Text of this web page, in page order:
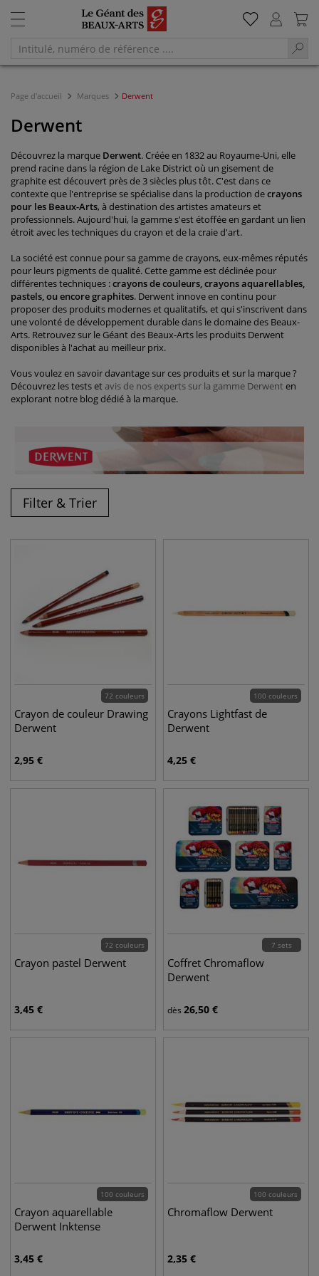
Page d'accueil Marques Derwent
Derwent
Découvrez la marque Derwent. Créée en 1832 au Royaume-Uni, elle
prend racine dans la région de Lake District où un gisement de
graphite est découvert près de 3 siècles plus tôt. C'est dans ce
contexte que l'entreprise se spécialise dans la production decrayons
pour les Beaux-Arts, à destination des artistes amateurs et
professionnels. Aujourd'hui, la gamme s'est étoffée en gardant un lien
étroit avec les techniques du crayon et de la craie d'art.
La société est connue pour sa gamme de crayons, eux-mêmes réputés
pour leurs pigments de qualité. Cette gamme est déclinée pour
différentes techniques :crayons de couleurs, crayons aquarellables,
pastels, ou encore graphites. Derwent innove en continu pour
proposer des produits modernes et qualitatifs, et qui s'inscrivent dans
une volonté de développement durable dans le domaine des Beaux-
Arts. Retrouvez sur le Géant des Beaux-Arts les produits Derwent
disponibles à l'achat au meilleur prix.
Vous voulez en savoir davantage sur ces produits et sur la marque ?
Découvrez les tests etavis de nos experts sur la gamme Derwent en
explorant notre blog dédié à la marque.
Filter & Trier
72 couleurs
Crayon de couleur Drawing
Derwent
2,95 €
100 couleurs
Crayons Lightfast de
Derwent
4,25 €
72 couleurs
Crayon pastel Derwent
3,45 €
7 sets
Coffret Chromaflow
Derwent
dès 26,50 €
100 couleurs
Crayon aquarellable
Derwent Inktense
3,45 €
100 couleurs
Chromaflow Derwent
2,35 €